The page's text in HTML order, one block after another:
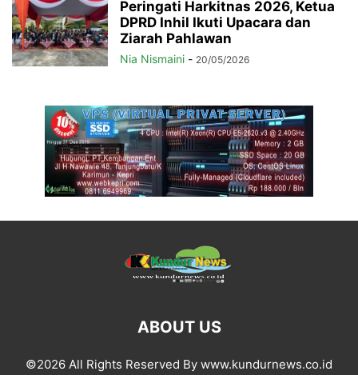
Peringati Harkitnas 2026, Ketua
DPRD Inhil Ikuti Upacara dan
Ziarah Pahlawan
Nia Nismaini - 20/05/2026
ABOUT US
©2026 All Rights Reserved By www.kundurnews.co.id